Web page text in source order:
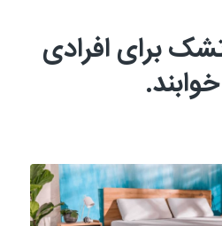
برای افرادی